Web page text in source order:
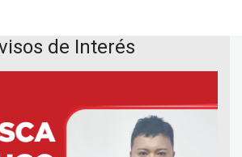
de Interés